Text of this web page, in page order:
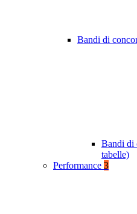
Bandi di
Bandi di
tabelle)
Performance 3